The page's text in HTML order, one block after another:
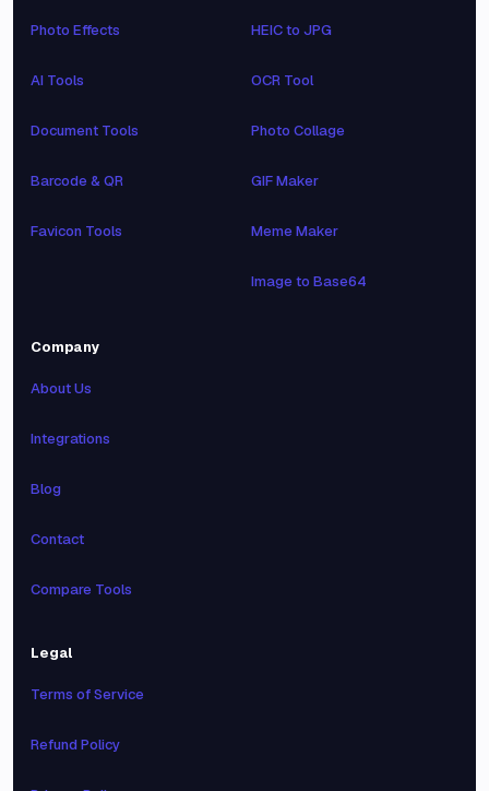
Photo Effects
AI Tools
Document Tools
Barcode & QR
Favicon Tools
HEIC to JPG
OCR Tool
Photo Collage
GIF Maker
Meme Maker
Image to Base64
Company
About Us
Integrations
Blog
Contact
Compare Tools
Legal
Terms of Service
Refund Policy